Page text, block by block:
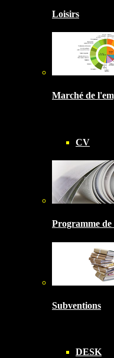
Loisirs
Marché de
CV
Programme
Subventions
DESK